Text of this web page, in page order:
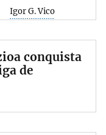
Igor G. Vico
conquista
de